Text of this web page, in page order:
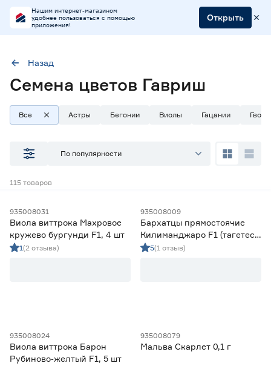
Нашим интернет-магазином
удобнее пользоваться с помощью
приложения!
Открыть
МаркаГавриш
Наличие в магазинах
ул. Селезнева, 4
Семена двулетних цветов
от до
Назад
Семена цветов Гавриш
Все Астры Бегонии Виолы Гацании
По популярности
115 товаров
935008031
Виола виттрока Махровое
кружево бургунди F1, 4 шт
1(2 отзыва)
935008009
Бархатцы прямостоячие
Килиманджаро F1 (тагетес)
0,05 г
5(1 отзыв)
935008024
Виола виттрока Барон
Рубиново‑желтый F1, 5 шт
935008079
Мальва Скарлет 0,1 г